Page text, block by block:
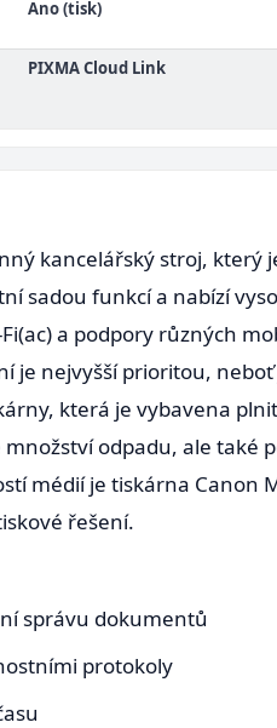
Ano (tisk)
PIXMA Cloud Link
kancelářský stroj,
sadou funkcí a nabízí
a podpory různých
je nejvyšší prioritou,
která je vybavena
odpadu, ale také
médií je tiskárna Canon
řešení.
správu dokumentů
protokoly